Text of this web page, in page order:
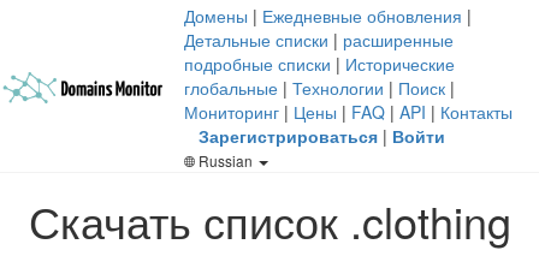
Домены | Ежедневные обновления |
Детальные списки | расширенные
подробные списки | Исторические
глобальные | Технологии | Поиск |
Мониторинг | Цены | FAQ | API | Контакты
Зарегистрироваться | Войти
Russian
Скачать список .clothing